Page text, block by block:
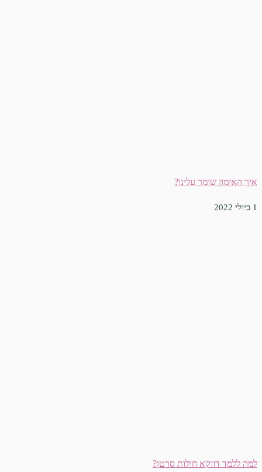
איך האימון שומר עלינו?
1 ביולי 2022
למה ללמד דווקא חולות סרטן?